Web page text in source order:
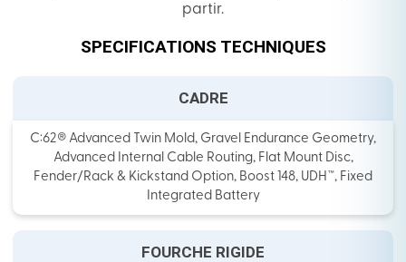
partir.
SPECIFICATIONS TECHNIQUES
CADRE
C:62® Advanced Twin Mold, Gravel Endurance Geometry,
Advanced Internal Cable Routing, Flat Mount Disc,
Fender/Rack & Kickstand Option, Boost 148, UDH™, Fixed
Integrated Battery
FOURCHE RIGIDE